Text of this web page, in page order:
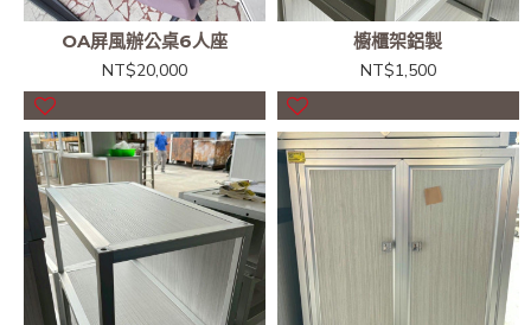
OA屏風辦公桌6人座
NT$20,000
櫥櫃架鋁製
NT$1,500